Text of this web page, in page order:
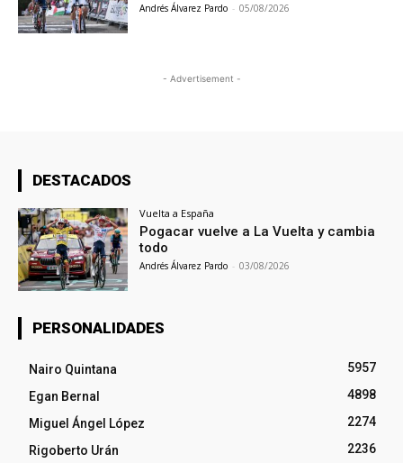
Andrés Álvarez Pardo - 05/08/2026
- Advertisement -
DESTACADOS
Vuelta a España
Pogacar vuelve a La Vuelta y cambia
todo
Andrés Álvarez Pardo - 03/08/2026
PERSONALIDADES
Nairo Quintana
5957
Egan Bernal
4898
Miguel Ángel López
2274
Rigoberto Urán
2236